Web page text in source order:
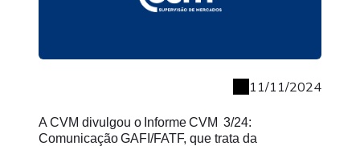
11/11/2024
A CVM divulgou o Informe CVM 3/24:
Comunicação GAFI/FATF, que trata da